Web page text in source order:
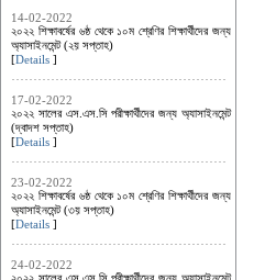
14-02-2022
২০২২ শিক্ষাবর্ষের ৬ষ্ঠ থেকে ১০ম শ্রেণির শিক্ষার্থীদের জন্য
অ্যাসাইনমেন্ট (২য় সপ্তাহ)
[Details ]
17-02-2022
২০২২ সালের এস.এস.সি পরীক্ষার্থীদের জন্য অ্যাসাইনমেন্ট
(দ্বাদশ সপ্তাহ)
[Details ]
23-02-2022
২০২২ শিক্ষাবর্ষের ৬ষ্ঠ থেকে ১০ম শ্রেণির শিক্ষার্থীদের জন্য
অ্যাসাইনমেন্ট (৩য় সপ্তাহ)
[Details ]
24-02-2022